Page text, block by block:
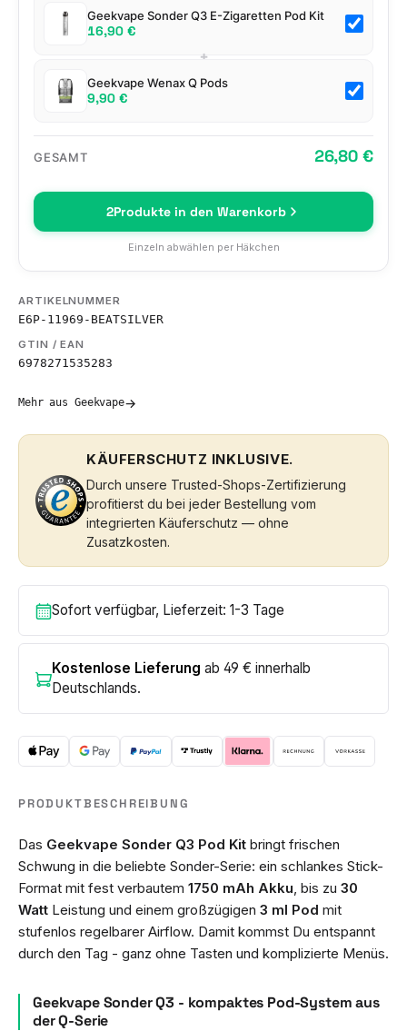
Geekvape Sonder Q3 E-Zigaretten Pod Kit
16,90 €
+
Geekvape Wenax Q Pods
9,90 €
GESAMT 26,80 €
2Produkte in den Warenkorb
Einzeln abwählen per Häkchen
ARTIKELNUMMER
E6P-11969-BEATSILVER
GTIN / EAN
6978271535283
Mehr aus Geekvape→
KÄUFERSCHUTZ INKLUSIVE.
Durch unsere Trusted-Shops-Zertifizierung
profitierst du bei jeder Bestellung vom
integrierten Käuferschutz — ohne
Zusatzkosten.
Sofort verfügbar, Lieferzeit: 1-3 Tage
Kostenlose Lieferung ab 49 € innerhalb
Deutschlands.
PRODUKTBESCHREIBUNG
Das Geekvape Sonder Q3 Pod Kit bringt frischen
Schwung in die beliebte Sonder-Serie: ein schlankes Stick-
Format mit fest verbautem 1750 mAh Akku , bis zu 30
Watt Leistung und einem großzügigen 3 ml Pod mit
stufenlos regelbarer Airflow. Damit kommst Du entspannt
durch den Tag - ganz ohne Tasten und komplizierte Menüs.
Geekvape Sonder Q3 - kompaktes Pod-System aus
der Q-Serie